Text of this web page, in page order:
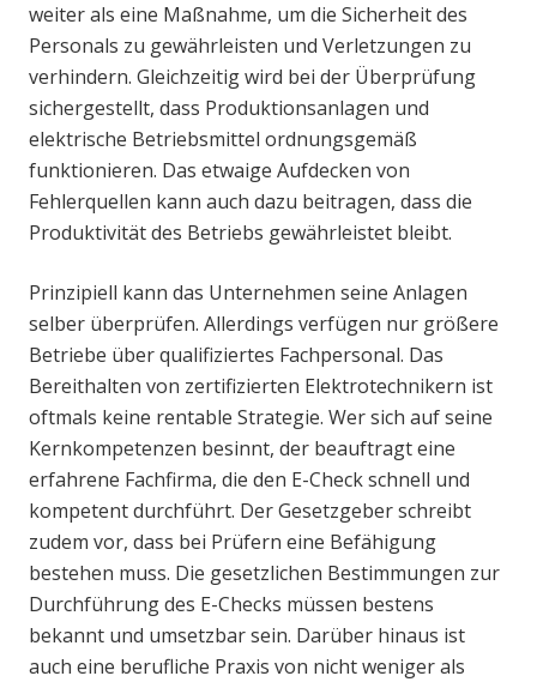
weiter als eine Maßnahme, um die Sicherheit des
Personals zu gewährleisten und Verletzungen zu
verhindern. Gleichzeitig wird bei der Überprüfung
sichergestellt, dass Produktionsanlagen und
elektrische Betriebsmittel ordnungsgemäß
funktionieren. Das etwaige Aufdecken von
Fehlerquellen kann auch dazu beitragen, dass die
Produktivität des Betriebs gewährleistet bleibt.
Prinzipiell kann das Unternehmen seine Anlagen
selber überprüfen. Allerdings verfügen nur größere
Betriebe über qualifiziertes Fachpersonal. Das
Bereithalten von zertifizierten Elektrotechnikern ist
oftmals keine rentable Strategie. Wer sich auf seine
Kernkompetenzen besinnt, der beauftragt eine
erfahrene Fachfirma, die den E-Check schnell und
kompetent durchführt. Der Gesetzgeber schreibt
zudem vor, dass bei Prüfern eine Befähigung
bestehen muss. Die gesetzlichen Bestimmungen zur
Durchführung des E-Checks müssen bestens
bekannt und umsetzbar sein. Darüber hinaus ist
auch eine berufliche Praxis von nicht weniger als